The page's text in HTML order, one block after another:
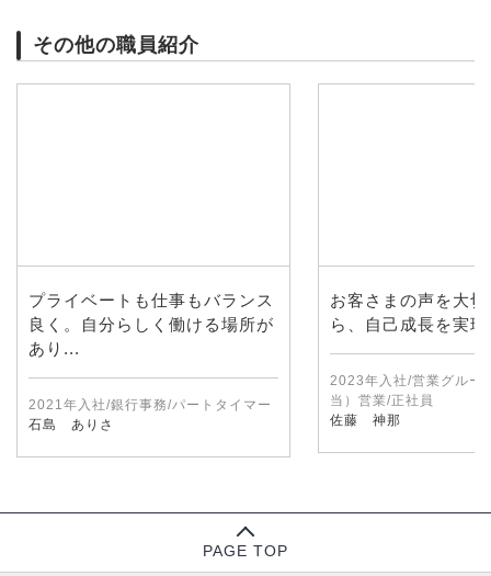
その他の職員紹介
プライベートも仕事もバランス
良く。自分らしく働ける場所が
あり...
2021年入社/銀行事務/パートタイマー
石島 ありさ
お客さまの声を大
ら、自己成長を実
2023年入社/営業グルー
当）営業/正社員
佐藤 神那
PAGE TOP